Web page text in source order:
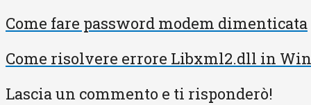
Come fare password modem dimenticata
Come risolvere errore Libxml2.dll in
Lascia un commento e ti risponderò!